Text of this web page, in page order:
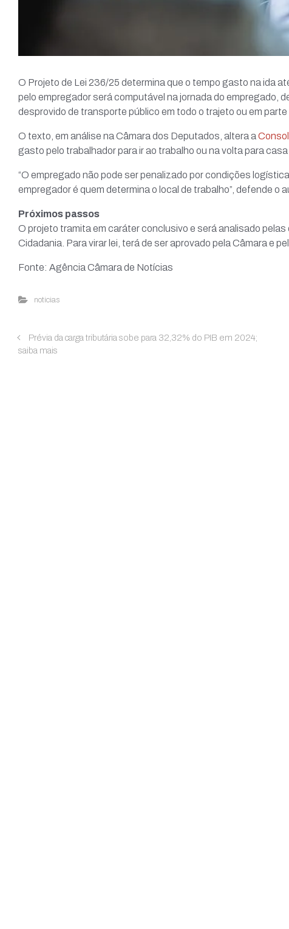
O Projeto de Lei 236/25 determina que o tempo gasto na ida
pelo empregador será computável na jornada do empregado,
desprovido de transporte público em todo o trajeto ou em parte
O texto, em análise na Câmara dos Deputados, altera a
gasto pelo trabalhador para ir ao trabalho ou na volta para
“O empregado não pode ser penalizado por condições
empregador é quem determina o local de trabalho”, defende
Próximos passos
O projeto tramita em caráter conclusivo e será analisado
Cidadania. Para virar lei, terá de ser aprovado pela Câmara e
Fonte: Agência Câmara de Notícias
noticias
Prévia da carga tributária sobe para 32,32% do PIB em 2024;
saiba mais